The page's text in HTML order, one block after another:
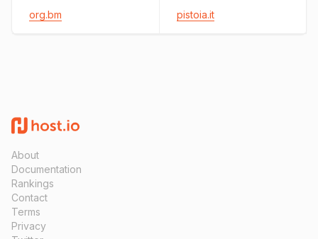
org.bm pistoia.it
About
Documentation
Rankings
Contact
Terms
Privacy